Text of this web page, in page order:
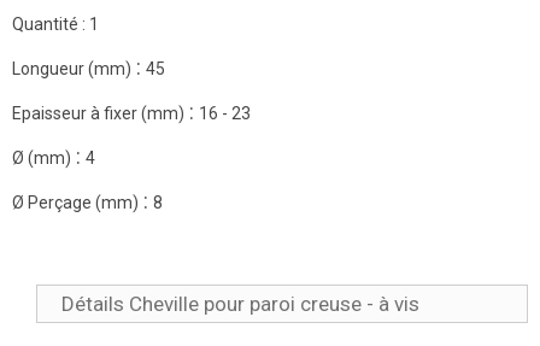
Quantité : 1
Longueur (mm) : 45
Epaisseur à fixer (mm) : 16 - 23
Ø (mm) : 4
Ø Perçage (mm) : 8
Détails Cheville pour paroi creuse - à vis